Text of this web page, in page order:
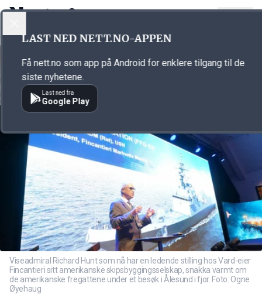
Annonsørinnhold
Viseadmiral Richard Hunt som nå har en ledende stilling hos Vard-eier
Fincantieri sitt amerikanske skipsbyggingsselskap, snakka varmt om
de amerikanske fregattene under et besøk i Ålesund i fjor. Foto: Ogne
Øyehaug
LAST NED NETT.NO-APPEN
Få nett.no som app på Android for enklere tilgang til de
siste nyhetene.
Last ned fra
Google Play